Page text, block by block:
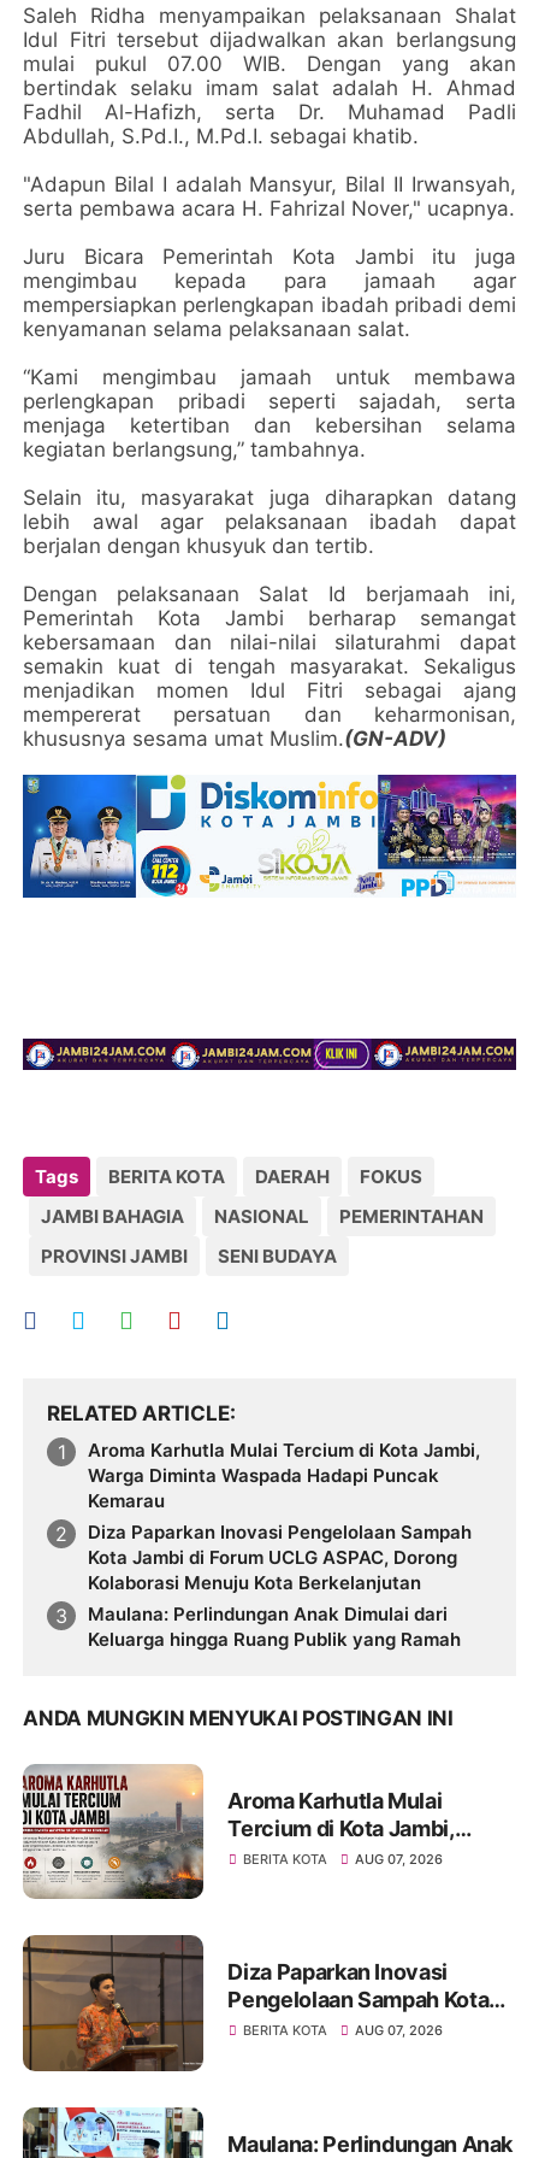
Saleh Ridha menyampaikan pelaksanaan Shalat
Idul Fitri tersebut dijadwalkan akan berlangsung
mulai pukul 07.00 WIB. Dengan yang akan
bertindak selaku imam salat adalah H. Ahmad
Fadhil Al-Hafizh, serta Dr. Muhamad Padli
Abdullah, S.Pd.I., M.Pd.I. sebagai khatib.
"Adapun Bilal I adalah Mansyur, Bilal II Irwansyah,
serta pembawa acara H. Fahrizal Nover," ucapnya.
Juru Bicara Pemerintah Kota Jambi itu juga
mengimbau kepada para jamaah agar
mempersiapkan perlengkapan ibadah pribadi demi
kenyamanan selama pelaksanaan salat.
“Kami mengimbau jamaah untuk membawa
perlengkapan pribadi seperti sajadah, serta
menjaga ketertiban dan kebersihan selama
kegiatan berlangsung,” tambahnya.
Selain itu, masyarakat juga diharapkan datang
lebih awal agar pelaksanaan ibadah dapat
berjalan dengan khusyuk dan tertib.
Dengan pelaksanaan Salat Id berjamaah ini,
Pemerintah Kota Jambi berharap semangat
kebersamaan dan nilai-nilai silaturahmi dapat
semakin kuat di tengah masyarakat. Sekaligus
menjadikan momen Idul Fitri sebagai ajang
mempererat persatuan dan keharmonisan,
khususnya sesama umat Muslim.(GN-ADV)
Tags BERITA KOTA DAERAH
FOKUS
JAMBI BAHAGIA
NASIONAL
PEMERINTAHAN
PROVINSI JAMBI
SENI BUDAYA
RELATED ARTICLE
Aroma Karhutla Mulai Tercium di Kota Jambi,
Warga Diminta Waspada Hadapi Puncak
Kemarau
Diza Paparkan Inovasi Pengelolaan Sampah
Kota Jambi di Forum UCLG ASPAC, Dorong
Kolaborasi Menuju Kota Berkelanjutan
Maulana: Perlindungan Anak Dimulai dari
Keluarga hingga Ruang Publik yang Ramah
ANDA MUNGKIN MENYUKAI POSTINGAN INI
Aroma Karhutla Mulai
Tercium di Kota Jambi,
Warga Diminta Waspada
BERITA KOTA AUG 07, 2026
Diza Paparkan Inovasi
Pengelolaan Sampah Kota
Jambi di Forum UCLG
BERITA KOTA AUG 07, 2026
Maulana: Perlindungan Anak